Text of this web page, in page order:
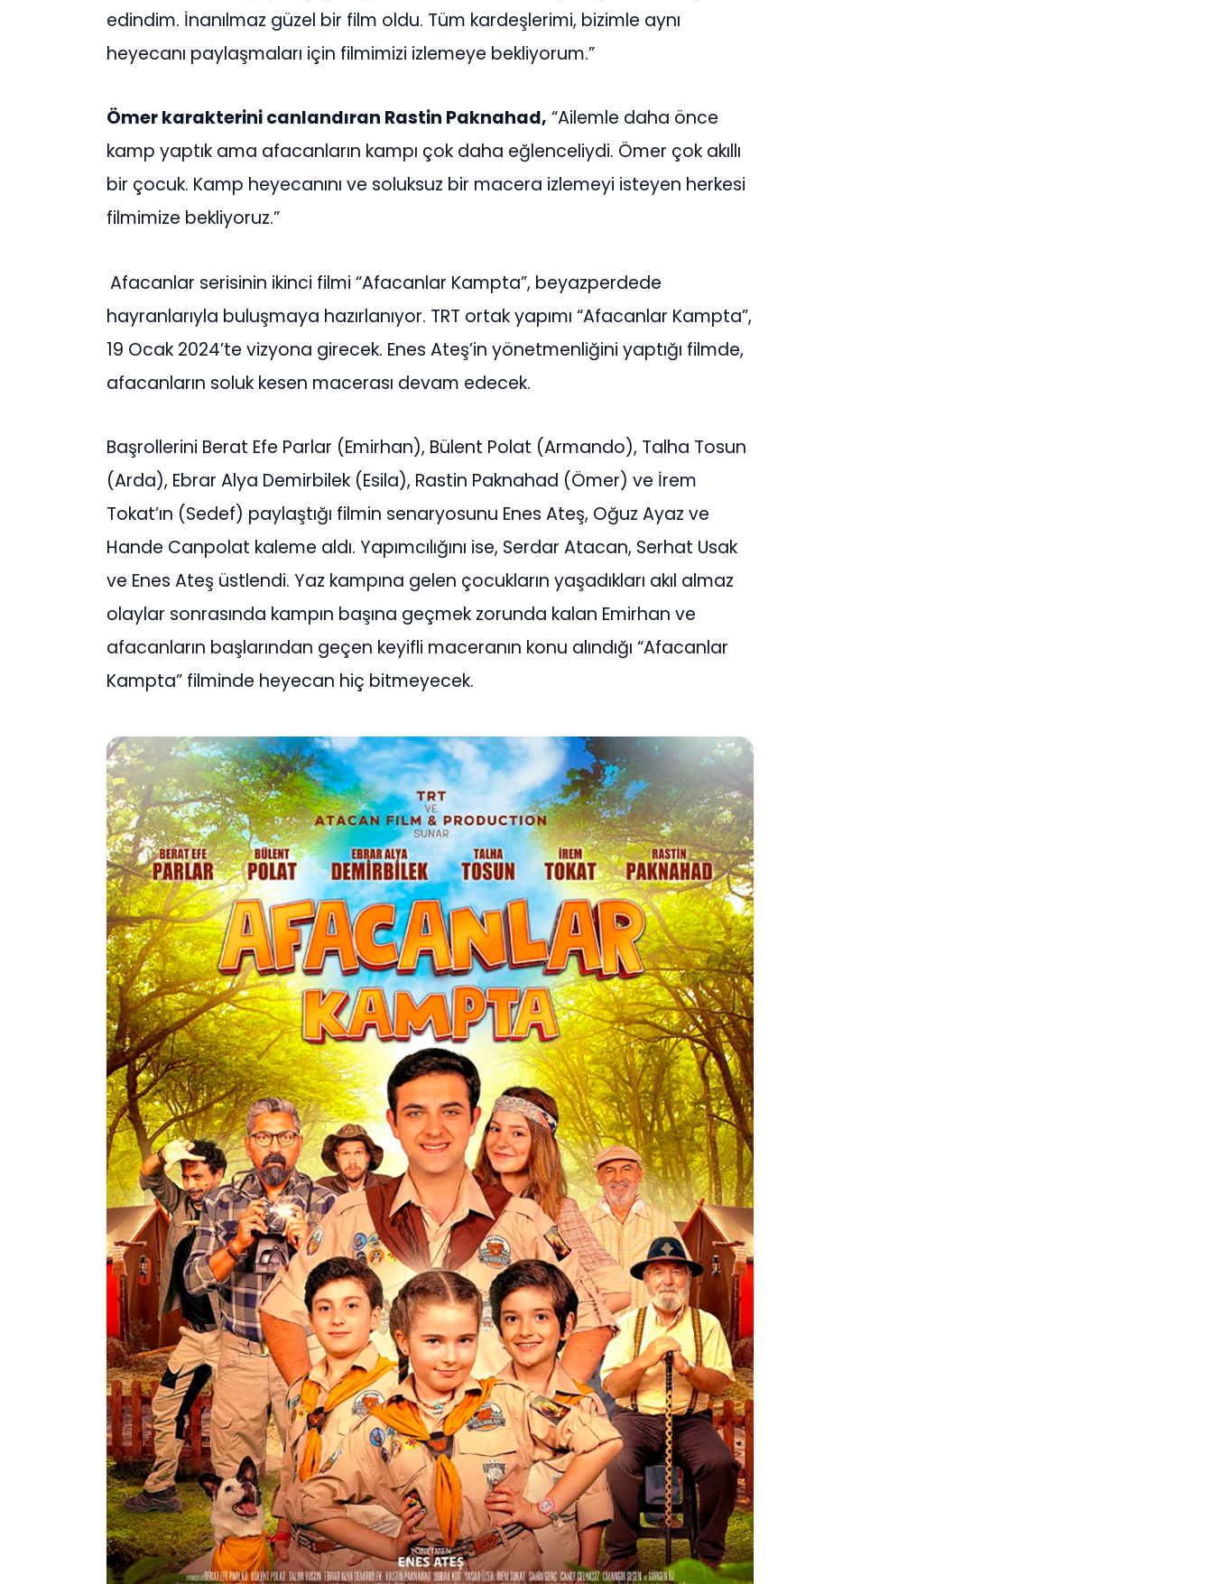
edindim. İnanılmaz güzel bir film oldu. Tüm kardeşlerimi, bizimle aynı
heyecanı paylaşmaları için filmimizi izlemeye bekliyorum.”
Ömer karakterini canlandıran Rastin Paknahad, “Ailemle daha önce
kamp yaptık ama afacanların kampı çok daha eğlenceliydi. Ömer çok akıllı
bir çocuk. Kamp heyecanını ve soluksuz bir macera izlemeyi isteyen herkesi
filmimize bekliyoruz.”
Afacanlar serisinin ikinci filmi “Afacanlar Kampta”, beyazperdede
hayranlarıyla buluşmaya hazırlanıyor. TRT ortak yapımı “Afacanlar Kampta”,
19 Ocak 2024’te vizyona girecek. Enes Ateş’in yönetmenliğini yaptığı filmde,
afacanların soluk kesen macerası devam edecek.
Başrollerini Berat Efe Parlar (Emirhan), Bülent Polat (Armando), Talha Tosun
(Arda), Ebrar Alya Demirbilek (Esila), Rastin Paknahad (Ömer) ve İrem
Tokat’ın (Sedef) paylaştığı filmin senaryosunu Enes Ateş, Oğuz Ayaz ve
Hande Canpolat kaleme aldı. Yapımcılığını ise, Serdar Atacan, Serhat Usak
ve Enes Ateş üstlendi. Yaz kampına gelen çocukların yaşadıkları akıl almaz
olaylar sonrasında kampın başına geçmek zorunda kalan Emirhan ve
afacanların başlarından geçen keyifli maceranın konu alındığı “Afacanlar
Kampta” filminde heyecan hiç bitmeyecek.